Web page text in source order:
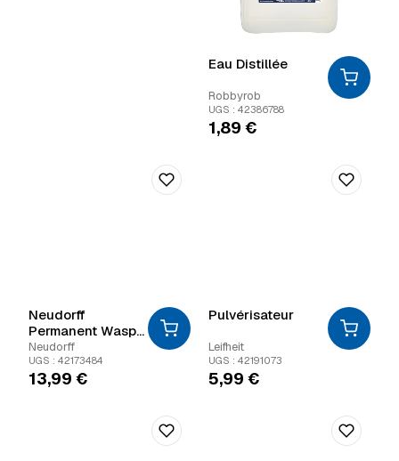
Eau Distillée
Robbyrob
UGS : 42386788
1,89 €
Neudorff
Permanent Wasp
Spray Turbo
Neudorff
UGS : 42173484
13,99 €
Pulvérisateur
Leifheit
UGS : 42191073
5,99 €